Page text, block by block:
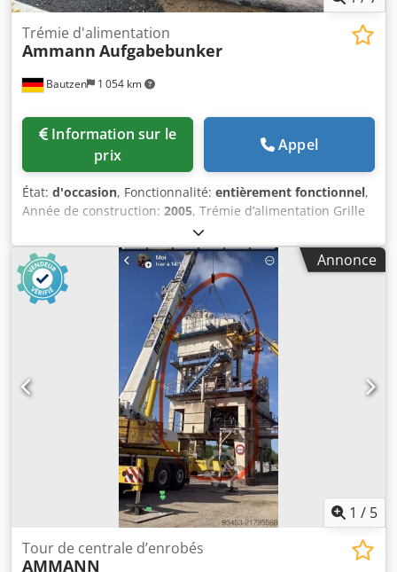
Bautzen 1 054 km
Trémie d'alimentation
Ammann Aufgabebunker
prix
Appel
État: d'occasion, Fonctionnalité: entièrement fonctionnel,
Année de construction: 2005, Trémie d’alimentation Grille
Bande de convoyage Dedjzq Szrjpfx Ahkjkr Convoyeur de
12 m avec bande de 650 mm
Annonce
1 / 5
Tour de centrale d’enrobés
AMMANN